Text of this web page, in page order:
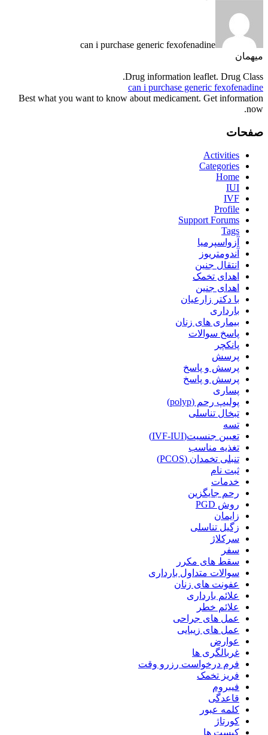
can i purchase generic fexofenadine
میهمان
Drug information leaflet. Drug Class.
can i purchase generic fexofenadine
Best what you want to know about medicament. Get information
now.
صفحات
Activities
Categories
Home
IUI
IVF
Profile
Support Forums
Tags
آزواسپرمیا
آندومتریوز
انتقال جنین
اهدای تخمک
اهدای جنین
با دکتر زارعیان
بارداری
بیماری های زنان
پاسخ سوالات
پانکچر
پرسش
پرسش و پاسخ
پرسش و پاسخ
پساری
پولیپ رحم (polyp)
تبخال تناسلی
تسه
تعیین جنسیت(IVF-IUI)
تغذیه مناسب
تنبلی تخمدان (PCOS)
ثبت نام
خدمات
رحم جایگزین
روش PGD
زایمان
زگیل تناسلی
سرکلاژ
سفر
سقط های مکرر
سوالات متداول بارداری
عفونت های زنان
علائم بارداری
علائم خطر
عمل های جراحی
عمل های زیبایی
عوارض
غربالگری ها
فرم درخواست رزرو وقت
فریز تخمک
فیبروم
قاعدگی
کلمه عبور
کورتاژ
کیست ها